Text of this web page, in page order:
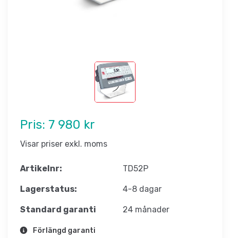
Pris: 7 980 kr
Visar priser exkl. moms
Artikelnr: TD52P
Lagerstatus: 4-8 dagar
Standard garanti 24 månader
Förlängd garanti